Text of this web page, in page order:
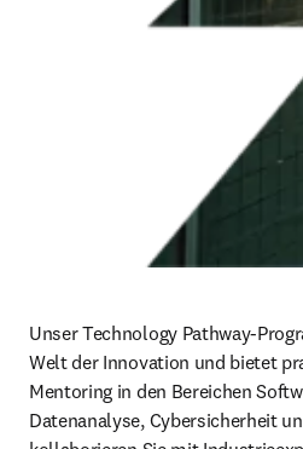
Unser Technology Pathway-
Welt der Innovation und bietet
Mentoring in den Bereichen
Datenanalyse, Cybersicherheit